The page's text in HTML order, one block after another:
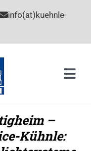
info(at)kuehnle-
–
Kühnle: